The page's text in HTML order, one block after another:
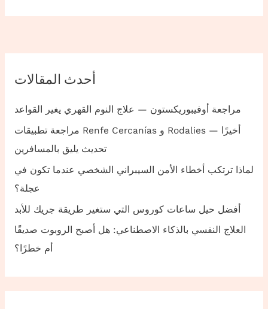
أحدث المقالات
مراجعة أوفيبوريكستون — علاج النوم القهري يغير القواعد
مراجعة تطبيقات Renfe Cercanías و Rodalies — أخيرًا
تحديث يليق بالمسافرين
لماذا ترتكب أخطاء الأمن السيبراني الشخصي عندما تكون في
عجلة؟
أفضل حيل ساعات كوروس التي ستغير طريقة جريك للأبد
العلاج النفسي بالذكاء الاصطناعي: هل أصبح الروبوت صديقًا
أم خطرًا؟